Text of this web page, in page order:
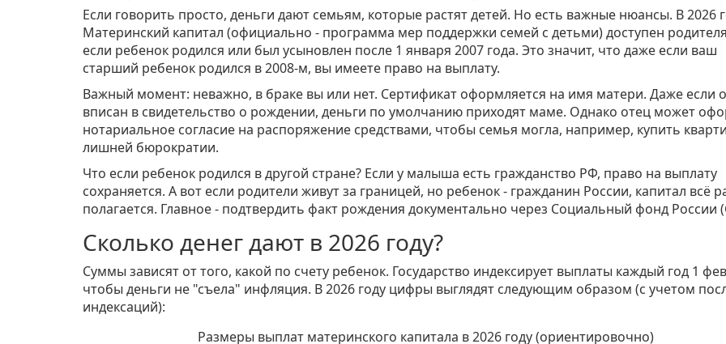
Если говорить просто, деньги дают семьям, которые растят детей. Но есть важные нюансы. В 2026
Материнский капитал (официально - программа мер поддержки семей с детьми) доступен
если ребенок родился или был усыновлен после 1 января 2007 года. Это значит, что даже если ваш
старший ребенок родился в 2008-м, вы имеете право на выплату.
Важный момент: неважно, в браке вы или нет. Сертификат оформляется на имя матери. Даже если
вписан в свидетельство о рождении, деньги по умолчанию приходят маме. Однако отец может
нотариальное согласие на распоряжение средствами, чтобы семья могла, например, купить
лишней бюрократии.
Что если ребенок родился в другой стране? Если у малыша есть гражданство РФ, право на выплату
сохраняется. А вот если родители живут за границей, но ребенок - гражданин России, капитал всё
полагается. Главное - подтвердить факт рождения документально через Социальный фонд России
Сколько денег дают в 2026 году?
Суммы зависят от того, какой по счету ребенок. Государство индексирует выплаты каждый год 1
чтобы деньги не "съела" инфляция. В 2026 году цифры выглядят следующим образом (с учетом
индексаций):
Размеры выплат материнского капитала в 2026 году (ориентировочно)